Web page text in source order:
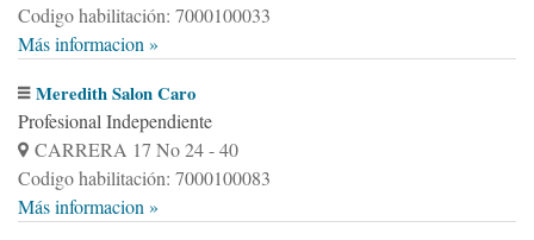
Codigo habilitación: 7000100033
Más informacion »
Meredith Salon Caro
Profesional Independiente
CARRERA 17 No 24 - 40
Codigo habilitación: 7000100083
Más informacion »